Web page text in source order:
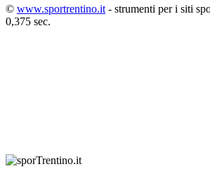
© www.sportrentino.it - strumenti per i siti
0,375 sec.